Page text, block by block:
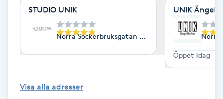
Headspa
STUDIO UNIK
Norra Sockerbruksgatan 1, Ängelholm
UNIK
Norra
Öppet idag
Visa alla adresser